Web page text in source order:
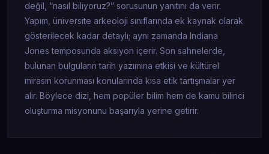
değil, “nasıl biliyoruz?” sorusunun yanıtını da verir.
Yapım, üniversite arkeoloji sınıflarında ek kaynak olarak
gösterilecek kadar detaylı; aynı zamanda Indiana
Jones temposunda aksiyon içerir. Son sahnelerde,
bulunan bulguların tarih yazımına etkisi ve kültürel
mirasın korunması konularında kısa etik tartışmalar yer
alır. Böylece dizi, hem popüler bilim hem de kamu bilinci
oluşturma misyonunu başarıyla yerine getirir.